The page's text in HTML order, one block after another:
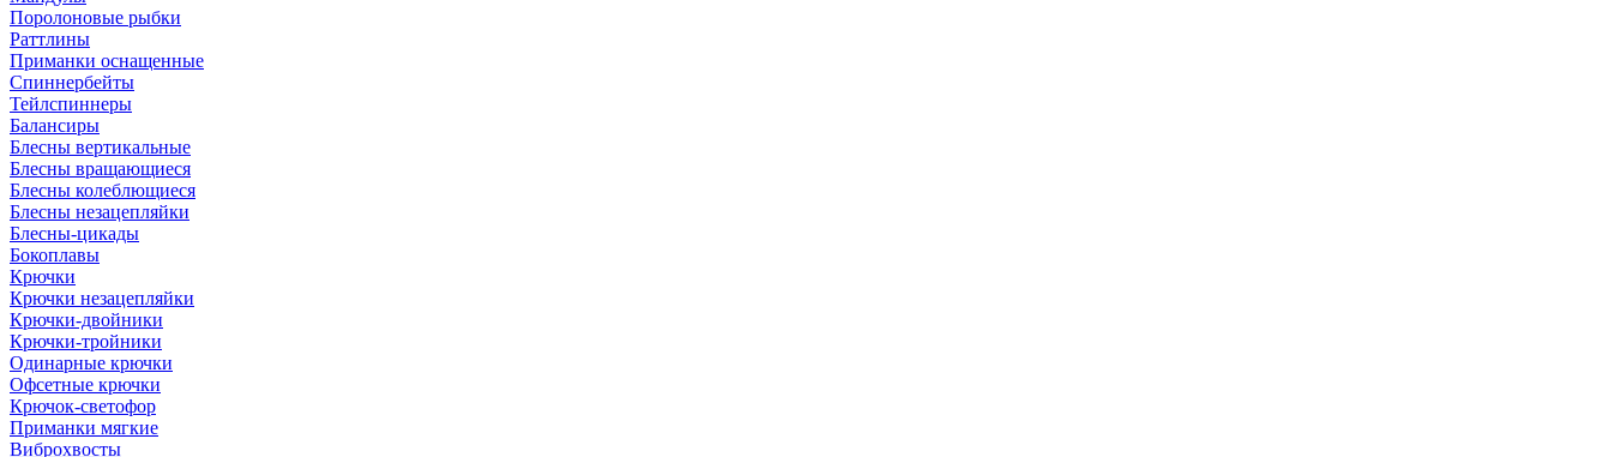
Поролоновые рыбки
Раттлины
Приманки оснащенные
Спиннербейты
Тейлспиннеры
Балансиры
Блесны вертикальные
Блесны вращающиеся
Блесны колеблющиеся
Блесны незацепляйки
Блесны-цикады
Бокоплавы
Крючки
Крючки незацепляйки
Крючки-двойники
Крючки-тройники
Одинарные крючки
Офсетные крючки
Крючок-светофор
Приманки мягкие
Виброхвосты